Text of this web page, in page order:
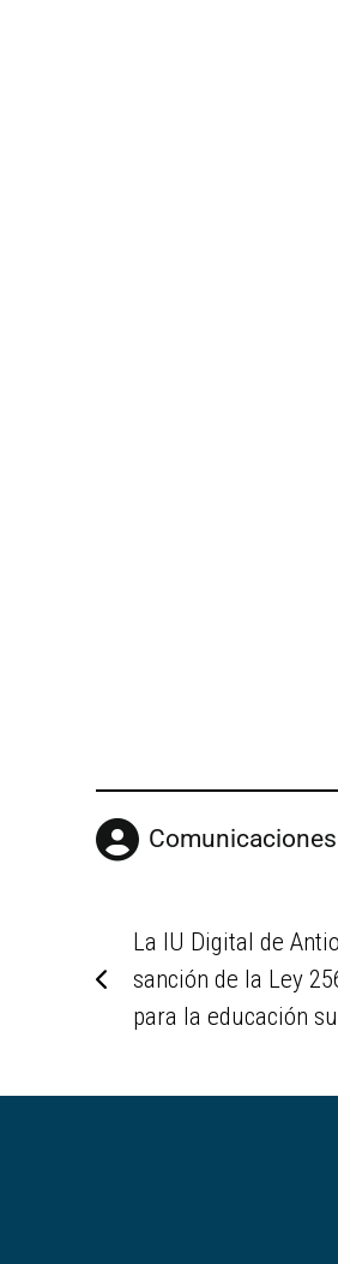
Comunicaciones
La IU Digital de
sanción de la Ley
para la educación